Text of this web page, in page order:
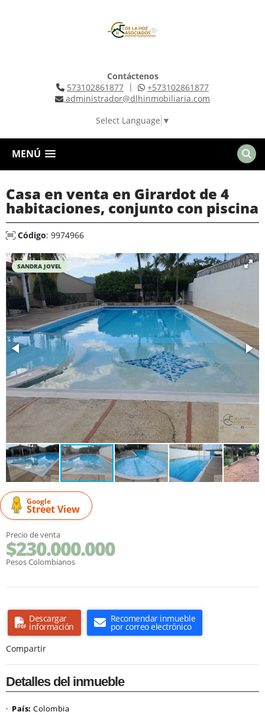
Contáctenos
573102861877 |
+573102861877
administrador@dlhinmobiliaria.com
Select Language ▼
MENÚ
Casa en venta en Girardot de 4
habitaciones, conjunto con piscina
Código: 9974966
SANDRA JOVEL
Google
Street View
Precio de venta
$230.000.000
Pesos Colombianos
Descargar
información
Recomendar inmueble
por correo electrónico
Compartir
Detalles del inmueble
País: Colombia